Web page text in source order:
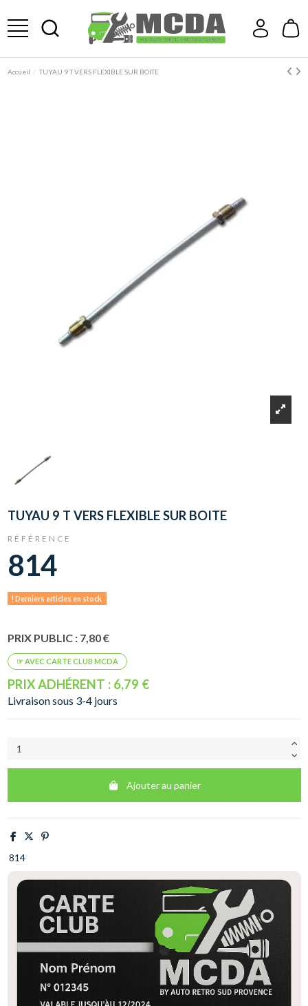
Accueil TUYAU 9 T VERS FLEXIBLE SUR BOITE
TUYAU 9 T VERS FLEXIBLE SUR BOITE
RÉFÉRENCE
814
Derniers articles en stock
PRIX PUBLIC : 7,80 €
PRIX ADHÉRENT : 6,79 €
Livraison sous 3-4 jours
Ajouter au panier
814